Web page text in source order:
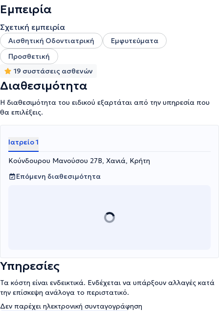
Εμπειρία
Σχετική εμπειρία
Αισθητική Οδοντιατρική
Εμφυτεύματα
Προσθετική
19 συστάσεις ασθενών
Διαθεσιμότητα
Η διαθεσιμότητα του ειδικού εξαρτάται από την υπηρεσία που
θα επιλέξεις.
Ιατρείο 1
Κούνδουρου Μανούσου 27Β, Χανιά, Κρήτη
Επόμενη διαθεσιμότητα
Υπηρεσίες
Τα κόστη είναι ενδεικτικά. Ενδέχεται να υπάρξουν αλλαγές κατά
την επίσκεψη ανάλογα το περιστατικό.
Δεν παρέχει ηλεκτρονική συνταγογράφηση